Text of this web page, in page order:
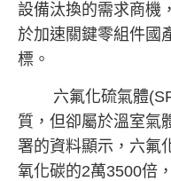
設備汰換的需求商機
於加速關鍵零組件國
標。
六氟化硫氣體
質，但卻屬於溫室氣
署的資料顯示，六氟
氧化碳的2萬3500倍